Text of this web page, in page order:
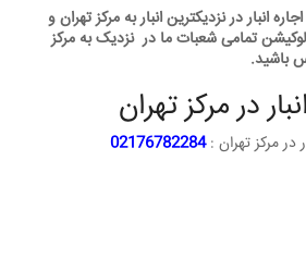
انبار در نزدیکترین انبار به مرکز تهران و
تمامی شعبات ما در نزدیک به مرکز
باشید.
در مرکز تهران
در مرکز تهران :02176782284